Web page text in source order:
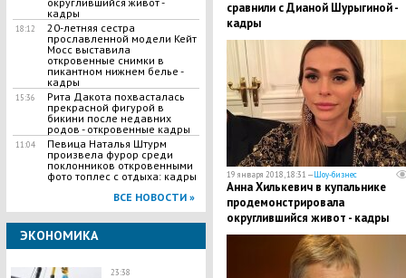
кадры
18:12
20-летняя сестра
прославленной модели Кейт
Мосс выставила
откровенные снимки в
пикантном нижнем белье -
кадры
15:36
Рита Дакота похвасталась
прекрасной фигурой в
бикини после недавних
родов - откровенные кадры
11:04
Певица Наталья Штурм
произвела фурор среди
поклонников откровенными
фото топлес с отдыха: кадры
ВСЕ НОВОСТИ »
ЭКОНОМИКА
23:38
сравнили с Дианой Шурыгиной -
кадры
19 января 2018, 18:31 —Шоу-бизнес
​Анна Хилькевич в купальнике
продемонстрировала
округлившийся живот - кадры